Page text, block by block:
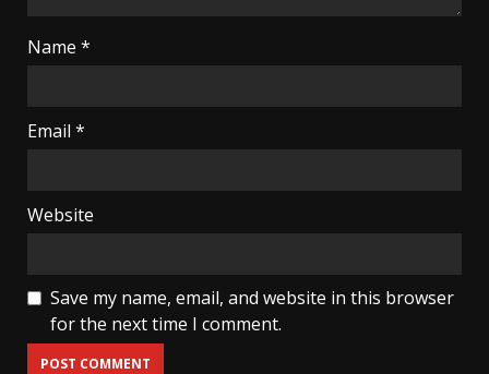
Name *
Email *
Website
Save my name, email, and website in this browser
for the next time I comment.